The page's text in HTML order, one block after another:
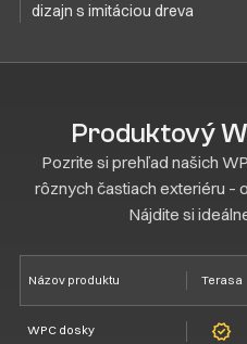
dizajn s imitáciou dreva
Produktový
Pozrite si prehľad našich
rôznych častiach exteriéru –
Nájdite si
Názov produktu Terasa
WPC dosky